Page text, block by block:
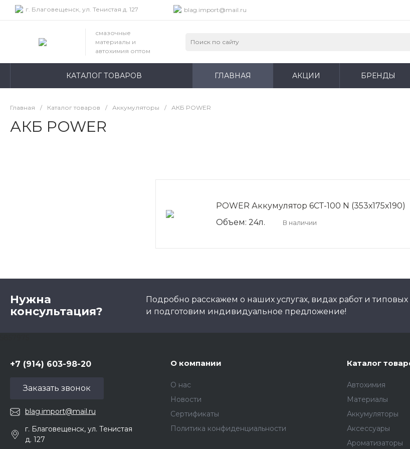
г. Благовещенск, ул. Тенистая д. 127 blag.import@mail.ru
смазочные
материалы и
автохимия оптом
КАТАЛОГ ТОВАРОВ ГЛАВНАЯ АКЦИИ БРЕНДЫ
Главная / Каталог товаров / Аккумуляторы / АКБ POWER
АКБ POWER
POWER Аккумулятор 6СТ-100 N (353х175х190)
Объем: 24л.
В наличии
Нужна
консультация?
Подробно расскажем о наших услугах, видах работ и типовых
и подготовим индивидуальное предложение!
+7 (914) 603-98-20
Заказать звонок
blag.import@mail.ru
г. Благовещенск, ул. Тенистая
д. 127
О компании
О нас
Новости
Сертификаты
Политика конфиденциальности
Каталог
Автохимия
Материалы
Аккумуляторы
Аксессуары
Ароматизаторы